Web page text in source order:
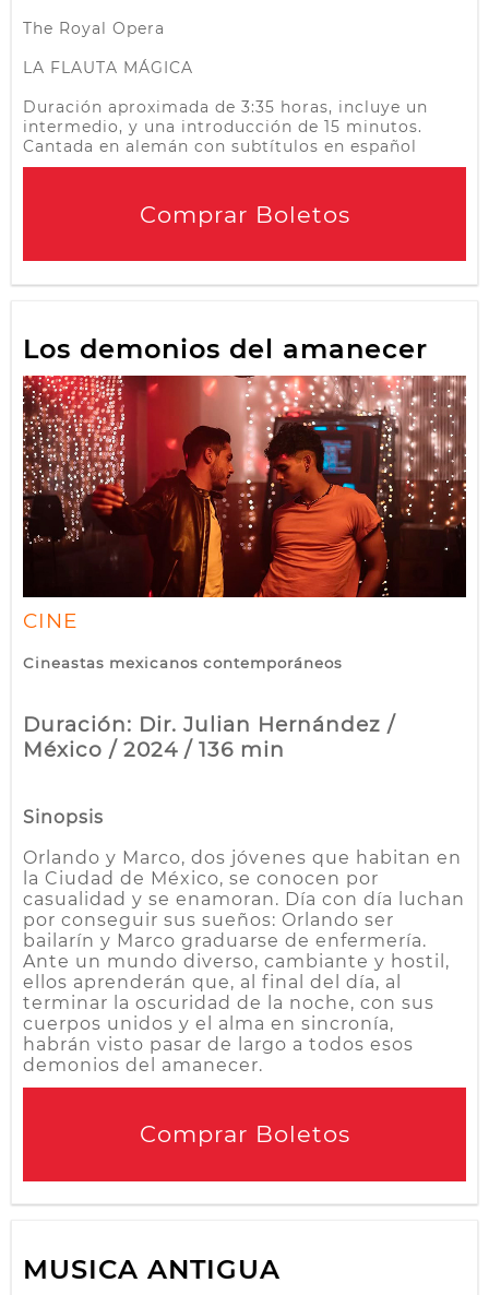
The Royal Opera
LA FLAUTA MÁGICA
Duración aproximada de 3:35 horas, incluye un
intermedio, y una introducción de 15 minutos.
Cantada en alemán con subtítulos en español
Comprar Boletos
Los demonios del amanecer
CINE
Cineastas mexicanos contemporáneos
Duración: Dir. Julian Hernández /
México / 2024 / 136 min
Sinopsis
Orlando y Marco, dos jóvenes que habitan en
la Ciudad de México, se conocen por
casualidad y se enamoran. Día con día luchan
por conseguir sus sueños: Orlando ser
bailarín y Marco graduarse de enfermería.
Ante un mundo diverso, cambiante y hostil,
ellos aprenderán que, al final del día, al
terminar la oscuridad de la noche, con sus
cuerpos unidos y el alma en sincronía,
habrán visto pasar de largo a todos esos
demonios del amanecer.
Comprar Boletos
MUSICA ANTIGUA